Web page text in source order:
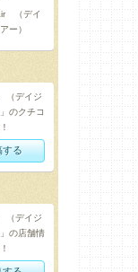
（デイジ
のクチコ
る
（デイジ
の店舗情